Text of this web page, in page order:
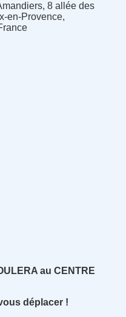
8 allée des
en-Provence,
au CENTRE
déplacer !